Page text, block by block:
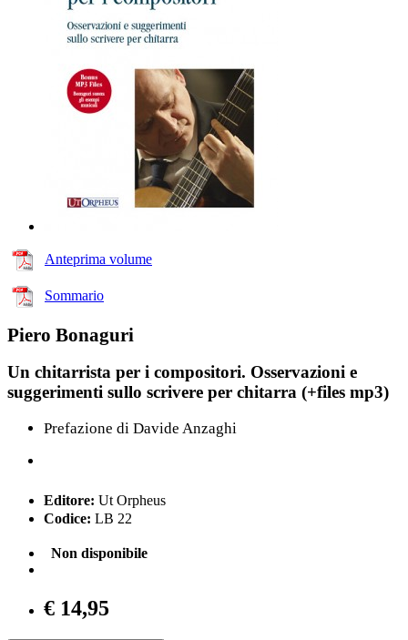
Anteprima volume
Sommario
Piero Bonaguri
Un chitarrista per i compositori. Osservazioni e
suggerimenti sullo scrivere per chitarra (+files mp3)
Prefazione di Davide Anzaghi
Editore: Ut Orpheus
Codice: LB 22
Non disponibile
€ 14,95